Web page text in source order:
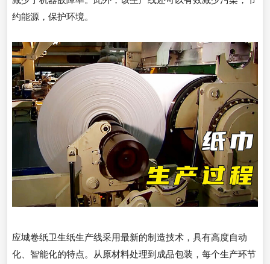
约能源，保护环境。
应城卷纸卫生纸生产线采用最新的制造技术，具有高度自动
化、智能化的特点。从原材料处理到成品包装，每个生产环节